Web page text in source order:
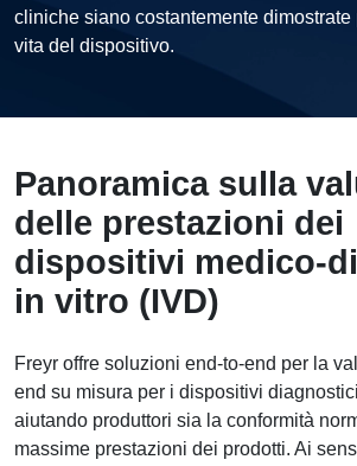
cliniche siano costantemente dimostrate
vita del dispositivo.
Panoramica sulla
delle prestazioni dei
dispositivi medico-
in vitro (IVD)
Freyr offre soluzioni end-to-end per la
end su misura per i dispositivi
aiutando produttori sia la conformità
massime prestazioni dei prodotti. Ai